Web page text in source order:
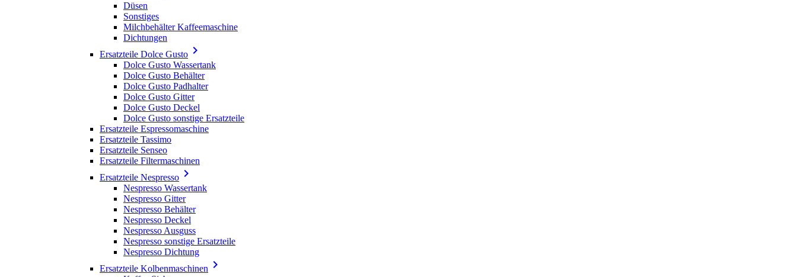
Düsen
Sonstiges
Milchbehälter Kaffeemaschine
Dichtungen
Ersatzteile Dolce Gusto 
Dolce Gusto Wassertank
Dolce Gusto Behälter
Dolce Gusto Padhalter
Dolce Gusto Gitter
Dolce Gusto Deckel
Dolce Gusto sonstige Ersatzteile
Ersatzteile Espressomaschine
Ersatzteile Tassimo
Ersatzteile Senseo
Ersatzteile Filtermaschinen
Ersatzteile Nespresso 
Nespresso Wassertank
Nespresso Gitter
Nespresso Behälter
Nespresso Deckel
Nespresso Ausguss
Nespresso sonstige Ersatzteile
Nespresso Dichtung
Ersatzteile Kolbenmaschinen 